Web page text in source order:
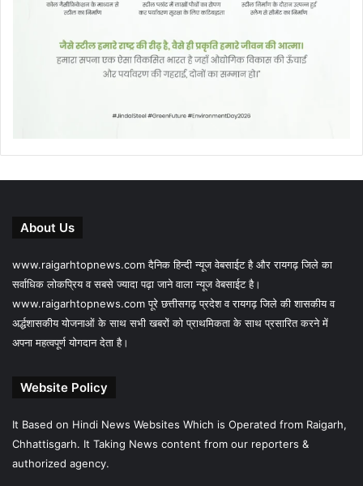
About Us
www.raigarhtopnews.com दैनिक हिन्दी न्यूज वेबसाईट है और रायगढ़ जिले का
सर्वाधिक लोकप्रिय व सबसे ज्यादा पढ़ा जाने वाला न्यूज वेबसाईट है।
www.raigarhtopnews.com पूरे छत्तीसगढ़ प्रदेश व रायगढ़ जिले की शासकीय व
अर्द्धशासकीय योजनाओं के साथ सभी खबरों को प्राथमिकता के साथ प्रसारित करने में
अपना महत्वपूर्ण योगदान देता है।
Website Policy
It Based on Hindi News Websites Which is Operated from Raigarh,
Chhattisgarh. It Taking News content from our reporters &
authorized agency.